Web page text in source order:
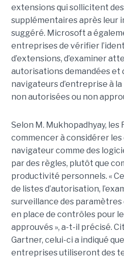
extensions qui sollicitent
supplémentaires après leur
suggéré. Microsoft a
entreprises de vérifier
d’extensions, d’examiner
autorisations demandées et
navigateurs d’entreprise à
non autorisées ou non
Selon M. Mukhopadhyay, les
commencer à considérer
navigateur comme des
par des règles, plutôt que
productivité personnels. «
de listes d’autorisation,
surveillance des
en place de contrôles pour
approuvés », a-t-il précisé.
Gartner, celui-ci a indiqué
entreprises utiliseront des